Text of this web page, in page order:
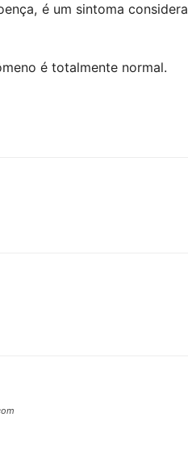
é um sintoma
é totalmente normal.